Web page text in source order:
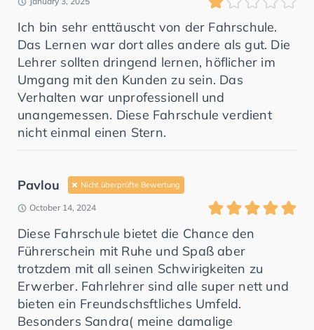
Ich bin sehr enttäuscht von der Fahrschule.
Das Lernen war dort alles andere als gut. Die
Lehrer sollten dringend lernen, höflicher im
Umgang mit den Kunden zu sein. Das
Verhalten war unprofessionell und
unangemessen. Diese Fahrschule verdient
nicht einmal einen Stern.
Pavlou Nicht überprüfte Bewertung
October 14, 2024
Diese Fahrschule bietet die Chance den
Führerschein mit Ruhe und Spaß aber
trotzdem mit all seinen Schwirigkeiten zu
Erwerber. Fahrlehrer sind alle super nett und
bieten ein Freundschsftliches Umfeld.
Besonders Sandra( meine damalige